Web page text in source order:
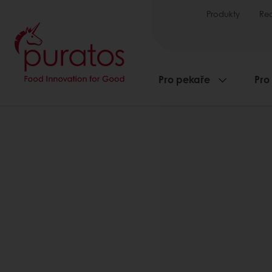
Produkty
Pro pekaře